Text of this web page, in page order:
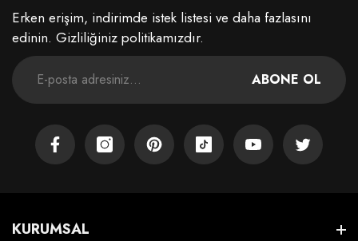
Erken erişim, indirimde istek listesi ve daha fazlasını
edinin. Gizliliğiniz politikamızdır.
ABONE OL
FacebookInstagramPinterestTikTok YouTube Twitter
KURUMSAL